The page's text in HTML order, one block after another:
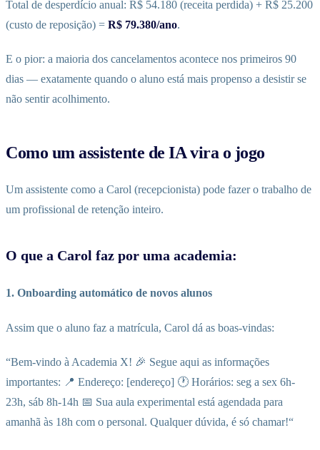
Total de desperdício anual: R$ 54.180 (receita perdida) + R$ 25.200
(custo de reposição) = R$ 79.380/ano.
E o pior: a maioria dos cancelamentos acontece nos primeiros 90
dias — exatamente quando o aluno está mais propenso a desistir se
não sentir acolhimento.
Como um assistente de IA vira o jogo
Um assistente como a Carol (recepcionista) pode fazer o trabalho de
um profissional de retenção inteiro.
O que a Carol faz por uma academia:
1. Onboarding automático de novos alunos
Assim que o aluno faz a matrícula, Carol dá as boas-vindas:
“Bem-vindo à Academia X! 🎉 Segue aqui as informações
importantes: 📍 Endereço: [endereço] 🕐 Horários: seg a sex 6h-
23h, sáb 8h-14h 📅 Sua aula experimental está agendada para
amanhã às 18h com o personal. Qualquer dúvida, é só chamar!“